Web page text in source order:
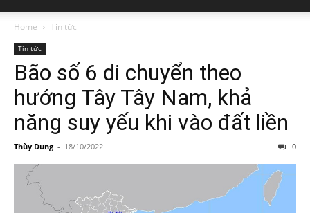
Home Tin tức
Tin tức
Bão số 6 di chuyển theo
hướng Tây Tây Nam, khả
năng suy yếu khi vào đất liền
Thùy Dung - 18/10/2022 0